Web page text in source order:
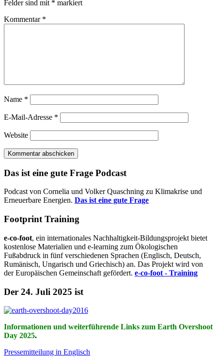
Felder sind mit * markiert
Kommentar *
Name *
E-Mail-Adresse *
Website
Das ist eine gute Frage Podcast
Podcast von Cornelia und Volker Quaschning zu Klimakrise und
Erneuerbare Energien. Das ist eine gute Frage
Footprint Training
e-co-foot, ein internationales Nachhaltigkeit-Bildungsprojekt bietet
kostenlose Materialien und e-learning zum Ökologischen
Fußabdruck in fünf verschiedenen Sprachen (Englisch, Deutsch,
Rumänisch, Ungarisch und Griechisch) an. Das Projekt wird von
der Europäischen Gemeinschaft gefördert. e-co-foot - Training
Der 24. Juli 2025 ist
Informationen und weiterführende Links zum Earth Overshoot
Day 2025.
Pressemitteilung in Englisch